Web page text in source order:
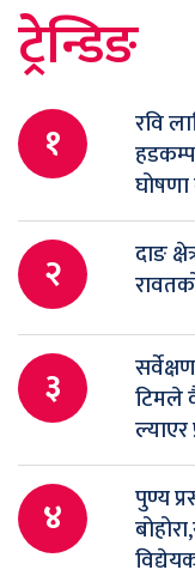
ट्रेन्डिङ
१
रवि
घोषणा
२
दाङ
३
टिमले
ल्याएर
४
पुण्य